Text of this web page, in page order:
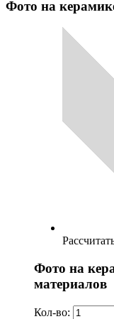
Фото на
Фото на
материалов
Кол-во: